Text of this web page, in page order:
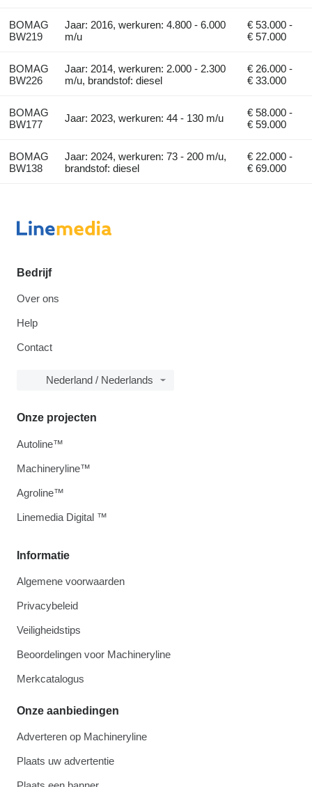
BOMAG
BW219
Jaar: 2016, werkuren: 4.800 - 6.000
m/u
€ 53.000 -
€ 57.000
BOMAG
BW226
Jaar: 2014, werkuren: 2.000 - 2.300
m/u, brandstof: diesel
€ 26.000 -
€ 33.000
BOMAG
BW177
Jaar: 2023, werkuren: 44 - 130 m/u
€ 58.000 -
€ 59.000
BOMAG
BW138
Jaar: 2024, werkuren: 73 - 200 m/u,
brandstof: diesel
€ 22.000 -
€ 69.000
Bedrijf
Over ons
Help
Contact
Nederland / Nederlands
Informatie
Algemene voorwaarden
Privacybeleid
Veiligheidstips
Beoordelingen voor Machineryline
Merkcatalogus
Onze aanbiedingen
Adverteren op Machineryline
Plaats uw advertentie
Onze projecten
Autoline™
Machineryline™
Agroline™
Linemedia Digital ™